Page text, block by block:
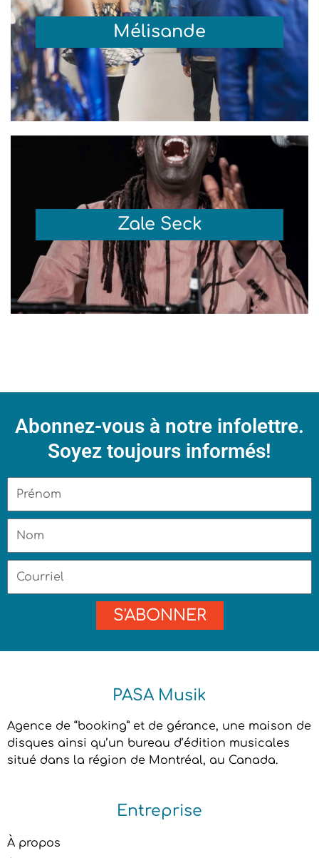
Mélisande
Zale Seck
Abonnez-vous à notre infolettre.
Soyez toujours informés!
S'ABONNER
PASA Musik
Agence de “booking” et de gérance, une maison de
disques ainsi qu’un bureau d’édition musicales
situé dans la région de Montréal, au Canada.
Entreprise
À propos